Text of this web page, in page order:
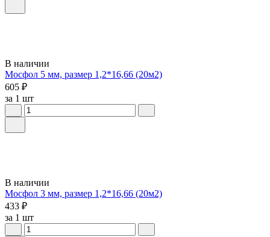
В наличии
Мосфол 5 мм, размер 1,2*16,66 (20м2)
605 ₽
за 1 шт
В наличии
Мосфол 3 мм, размер 1,2*16,66 (20м2)
433 ₽
за 1 шт